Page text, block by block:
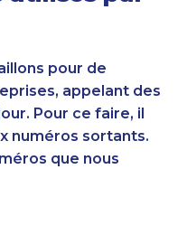
pour de
appelant des
Pour ce faire, il
numéros sortants.
que nous